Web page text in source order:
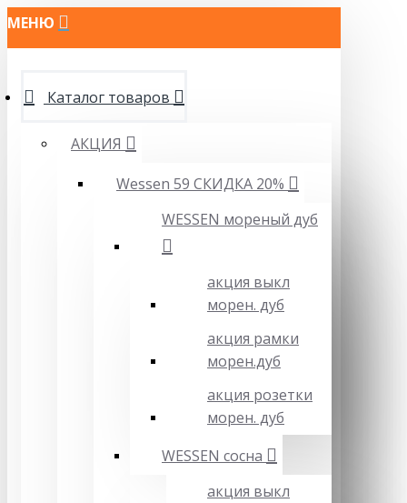
МЕНЮ
Каталог товаров
АКЦИЯ
Wessen 59 СКИДКА 20%
WESSEN мореный дуб
акция выкл
морен. дуб
акция рамки
морен.дуб
акция розетки
морен. дуб
WESSEN сосна
акция выкл